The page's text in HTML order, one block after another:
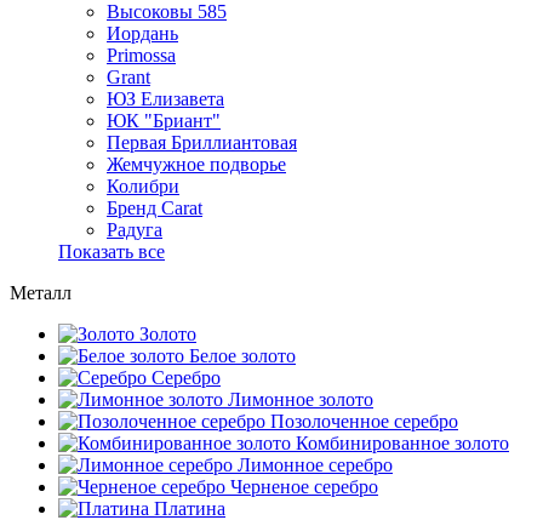
Высоковы 585
Иордань
Primossa
Grant
ЮЗ Елизавета
ЮК "Бриант"
Первая Бриллиантовая
Жемчужное подворье
Колибри
Бренд Carat
Радуга
Показать все
Металл
Золото
Белое золото
Серебро
Лимонное золото
Позолоченное серебро
Комбинированное золото
Лимонное серебро
Черненое серебро
Платина